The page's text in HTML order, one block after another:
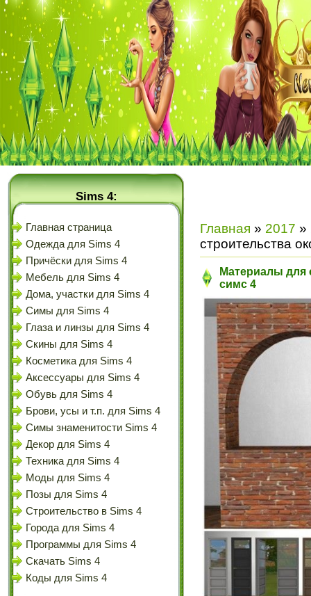
Sims 4:
Главная страница
Одежда для Sims 4
Причёски для Sims 4
Мебель для Sims 4
Дома, участки для Sims 4
Симы для Sims 4
Глаза и линзы для Sims 4
Скины для Sims 4
Косметика для Sims 4
Аксессуары для Sims 4
Обувь для Sims 4
Брови, усы и т.п. для Sims 4
Симы знаменитости Sims 4
Декор для Sims 4
Техника для Sims 4
Моды для Sims 4
Позы для Sims 4
Строительство в Sims 4
Города для Sims 4
Программы для Sims 4
Скачать Sims 4
Коды для Sims 4
Главная » 2017 »
строительства
Материалы для
симс 4